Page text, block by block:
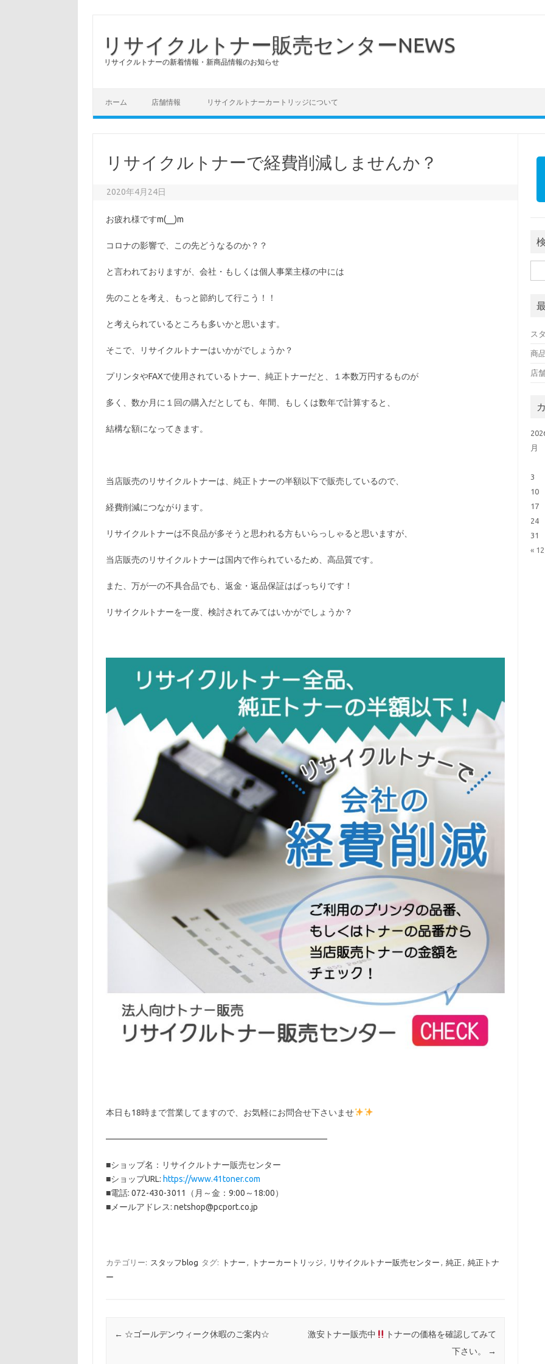
リサイクルトナー販売センターNEWS
リサイクルトナーの新着情報・新商品情報のお知らせ
ホーム 店舗情報 リサイクルトナーカートリッジについて
リサイクルトナーで経費削減しませんか？
2020年4月24日
お疲れ様ですm(__)m
コロナの影響で、この先どうなるのか？？
と言われておりますが、会社・もしくは個人事業主様の中には
先のことを考え、もっと節約して行こう！！
と考えられているところも多いかと思います。
そこで、リサイクルトナーはいかがでしょうか？
プリンタやFAXで使用されているトナー、純正トナーだと、１本数万円するものが
多く、数か月に１回の購入だとしても、年間、もしくは数年で計算すると、
結構な額になってきます。
当店販売のリサイクルトナーは、純正トナーの半額以下で販売しているので、
経費削減につながります。
リサイクルトナーは不良品が多そうと思われる方もいらっしゃると思いますが、
当店販売のリサイクルトナーは国内で作られているため、高品質です。
また、万が一の不具合品でも、返金・返品保証はばっちりです！
リサイクルトナーを一度、検討されてみてはいかがでしょうか？
本日も18時まで営業してますので、お気軽にお問合せ下さいませ
——————————————————————————
■ショップ名：リサイクルトナー販売センター
■ショップURL: https://www.41toner.com
■電話: 072-430-3011（月～金：9:00～18:00）
■メールアドレス: netshop@pcport.co.jp
カテゴリー: スタッフblog タグ: トナー , トナーカートリッジ , リサイクルトナー販売センター , 純正 , 純正トナ
ー
投稿ナビゲーション
← ☆ゴールデンウィーク休暇のご案内☆ 激安トナー販売中
トナーの価格を確認してみて
下さい。
→
ス
商
店
月
«
3
10
17
24
31